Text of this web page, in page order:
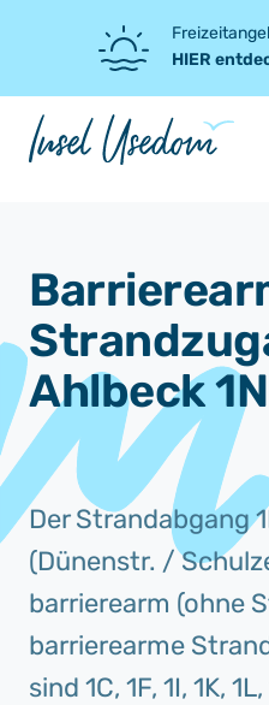
HIER
Ahlbeck 1N
Der Strandabgang
(Dünenstr. /
barrierearm (ohne
barrierearme
sind 1C, 1F, 1I, 1K, 1L,